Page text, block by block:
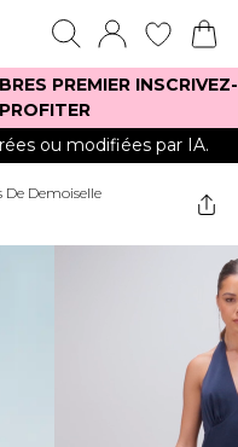
PREMIER INSCRIVEZ-
ou modifiées par IA.
De Demoiselle